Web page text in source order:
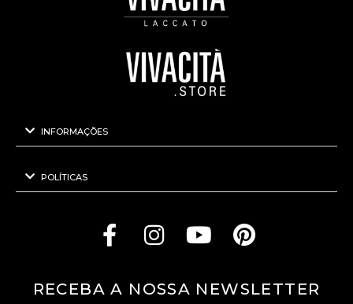
INFORMAÇÕES
POLÍTICAS
RECEBA A NOSSA NEWSLETTER